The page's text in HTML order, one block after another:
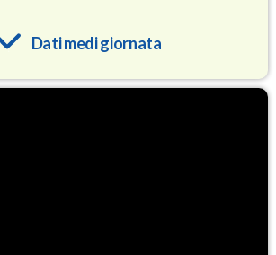
Dati medi giornata